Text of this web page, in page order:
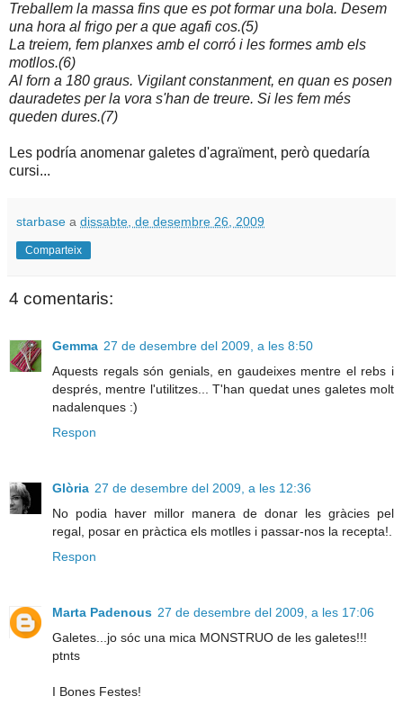
Treballem la massa fins que es pot formar una bola. Desem
una hora al frigo per a que agafi cos.(5)
La treiem, fem planxes amb el corró i les formes amb els
motllos.(6)
Al forn a 180 graus. Vigilant constanment, en quan es posen
dauradetes per la vora s'han de treure. Si les fem més
queden dures.(7)
Les podría anomenar galetes d'agraïment, però quedaría
cursi...
starbase a dissabte, de desembre 26, 2009
Comparteix
4 comentaris:
Gemma 27 de desembre del 2009, a les 8:50
Aquests regals són genials, en gaudeixes mentre el rebs i
després, mentre l'utilitzes... T'han quedat unes galetes molt
nadalenques :)
Respon
Glòria 27 de desembre del 2009, a les 12:36
No podia haver millor manera de donar les gràcies pel
regal, posar en pràctica els motlles i passar-nos la recepta!.
Respon
Marta Padenous 27 de desembre del 2009, a les 17:06
Galetes...jo sóc una mica MONSTRUO de les galetes!!!
ptnts
I Bones Festes!